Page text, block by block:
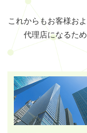
これからもお客様お
代理店になるた